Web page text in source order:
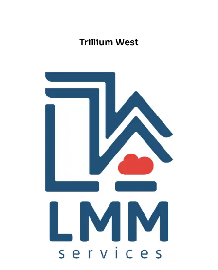
Trillium West